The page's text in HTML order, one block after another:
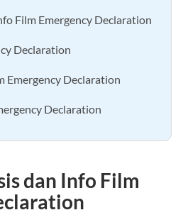
Film Emergency Declaration
Declaration
Emergency Declaration
Declaration
dan Info Film